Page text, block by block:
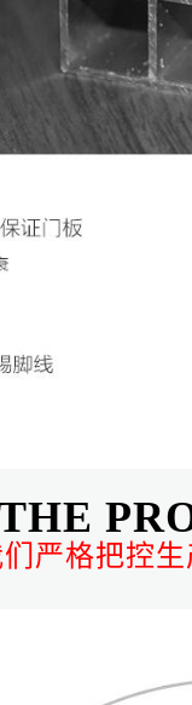
严格把控生